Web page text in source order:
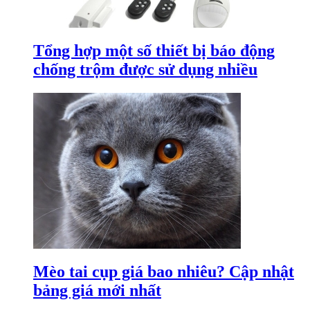
Tổng hợp một số thiết bị báo động
chống trộm được sử dụng nhiều
Mèo tai cụp giá bao nhiêu? Cập nhật
bảng giá mới nhất